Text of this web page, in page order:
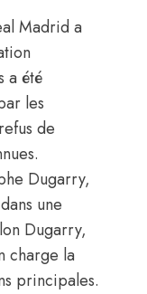
Madrid a
a été
les
de
Dugarry,
une
Dugarry,
charge la
principales.